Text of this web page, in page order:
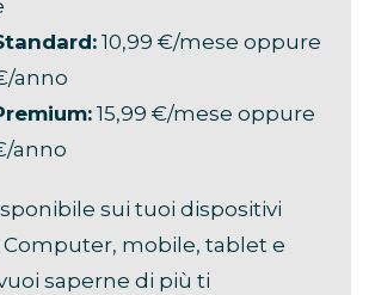
10,99 €/mese oppure
anno
15,99 €/mese oppure
anno
sui tuoi dispositivi
Computer, mobile, tablet e
saperne di più ti